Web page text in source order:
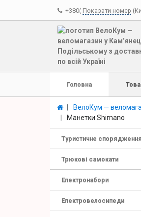
+380( Показати номер
Головна
ВелоКум —
Манетки Shimano
Туристичне спорядження
Трюкові самокати
Електронабори
Електровелосипеди